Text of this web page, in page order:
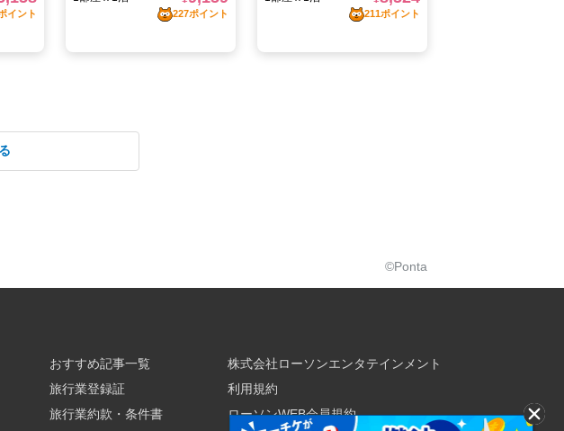
©Ponta
おすすめ記事一覧
旅行業登録証
旅行業約款・条件書
株式会社ローソンエンタテインメント
利用規約
ローソンWEB会員規約